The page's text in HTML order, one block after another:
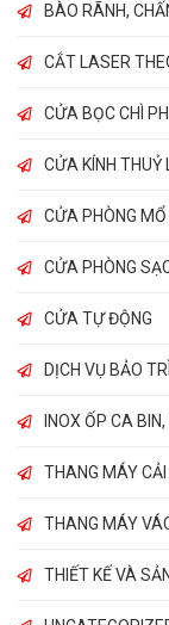
BÀO RÃNH,
CẮT LASER
CỬA BỌC CHÌ
CỬA KÍNH THUỶ
CỬA PHÒNG MỔ
CỬA PHÒNG
CỬA TỰ ĐỘNG
DỊCH VỤ BẢO
INOX ỐP CA
THANG MÁY
THANG MÁY
THIẾT KẾ VÀ